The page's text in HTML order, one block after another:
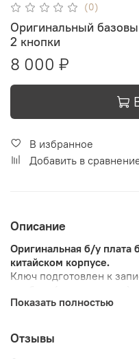
(0)
Оригинальный
2 кнопки
8 000 ₽
В избранное
Добавить в
Описание
Оригинальная б/у плата
китайском корпусе.
Ключ подготовлен к
Проверено на Mercedes
Статус 21DF.
Частота радио 433 Мгц.
Показать полностью
Отзывы